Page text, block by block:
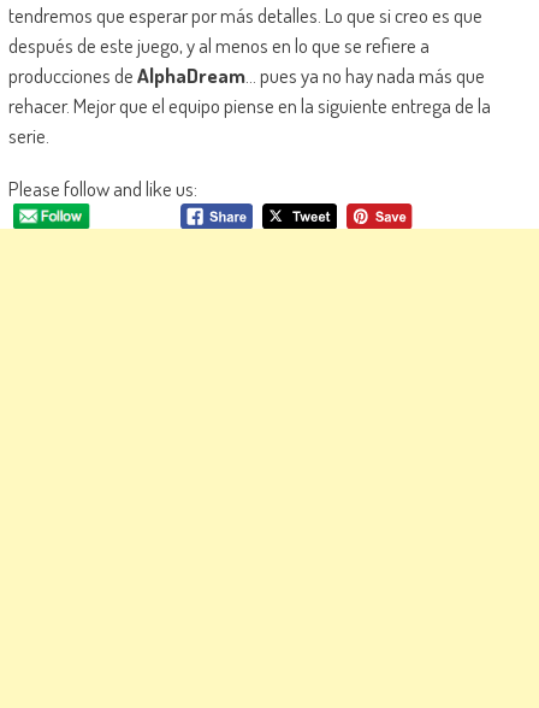
tendremos que esperar por más detalles. Lo que si creo es que
después de este juego, y al menos en lo que se refiere a
producciones deAlphaDream… pues ya no hay nada más que
rehacer. Mejor que el equipo piense en la siguiente entrega de la
serie.
Please follow and like us: